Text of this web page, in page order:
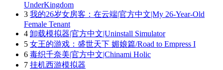
UnderKingdom
3 我的26岁女房客：在云端|官方中文|My 26-Year-Old
Female Tenant
4 卸载模拟器|官方中文|Uninstall Simulator
5 女王的游戏：盛世天下 媚娘篇/Road to Empress I
6 毒织千奈美|官方中文|Chinami Holic
7 挂机西游模拟器